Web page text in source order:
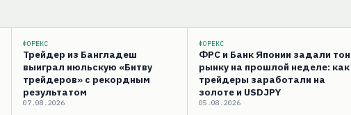
ФОРЕКС
Трейдер из Бангладеш
выиграл июльскую «Битву
трейдеров» с рекордным
результатом
07.08.2026
ФОРЕКС
ФРС и Банк Японии задали тон
рынку на прошлой неделе: как
трейдеры заработали на
золоте и USDJPY
05.08.2026